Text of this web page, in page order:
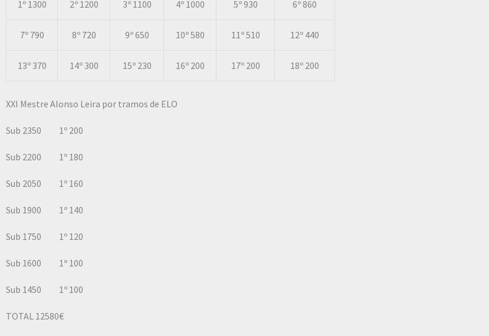
1º 1300 2º 1200 3º 1100 4º 1000 5º 930 6º 860
7º 790 8º 720 9º 650 10º 580 11º 510 12º 440
13º 370 14º 300 15º 230 16º 200 17º 200 18º 200
XXI Mestre Alonso Leira por tramos de ELO
Sub 2350 1º 200
Sub 2200 1º 180
Sub 2050 1º 160
Sub 1900 1º 140
Sub 1750 1º 120
Sub 1600 1º 100
Sub 1450 1º 100
TOTAL 12580€